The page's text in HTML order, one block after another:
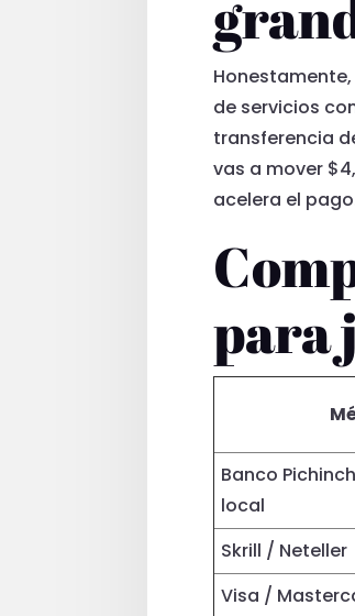
de servicios
transferencia
vas a mover
acelera el
para
Banco
local
Skrill / Neteller
Visa /